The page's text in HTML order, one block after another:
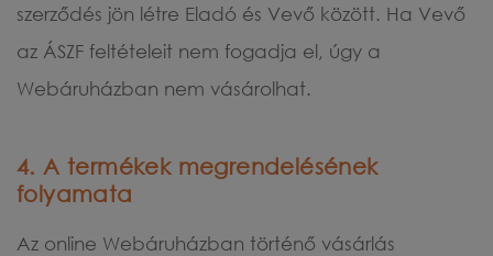
szerződés jön létre Eladó és Vevő között. Ha Vevő
az ÁSZF feltételeit nem fogadja el, úgy a
Webáruházban nem vásárolhat.
4. A termékek megrendelésének
folyamata
Az online Webáruházban történő vásárlás